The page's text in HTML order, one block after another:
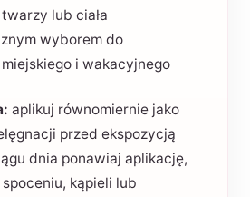
lub ciała
wyborem do
i wakacyjnego
aplikuj równomiernie jako
przed ekspozycją
dnia ponawiaj aplikację,
kąpieli lub